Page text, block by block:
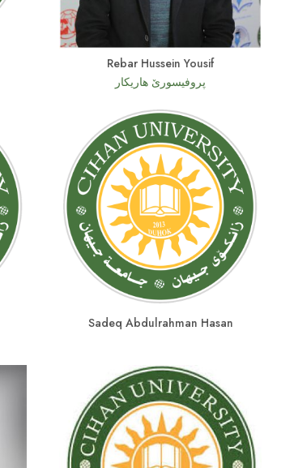
Rebar Hussein Yousif
پروفیسورێ هاریکار
Sadeq Abdulrahman Hasan